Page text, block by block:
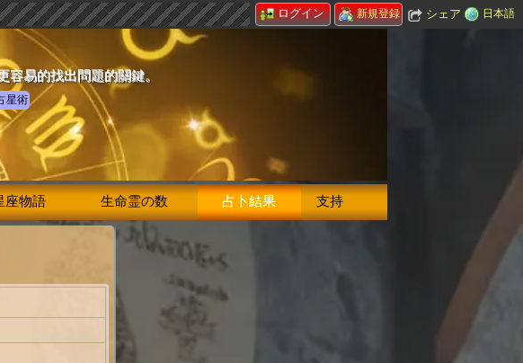
ログイン 新規登録 シェア 日本語
易的找出問題的關鍵。
星術
座物語 生命霊の数 占卜結果 支持